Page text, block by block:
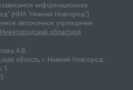
информационное
(НИА "Нижний Новгород")
автономное учреждение
Нижегородский областной
А.В.
область, г. Нижний Новгород.
5